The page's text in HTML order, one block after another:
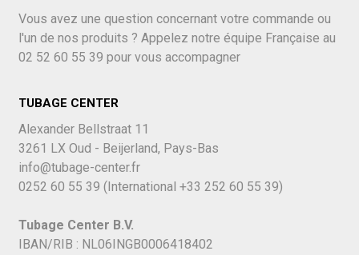
Vous avez une question concernant votre commande ou
l'un de nos produits ? Appelez notre équipe Française au
02 52 60 55 39 pour vous accompagner
TUBAGE CENTER
Alexander Bellstraat 11
3261 LX Oud - Beijerland, Pays-Bas
info@tubage-center.fr
0252 60 55 39 (International +33 252 60 55 39)
Tubage Center B.V.
IBAN/RIB : NL06INGB0006418402